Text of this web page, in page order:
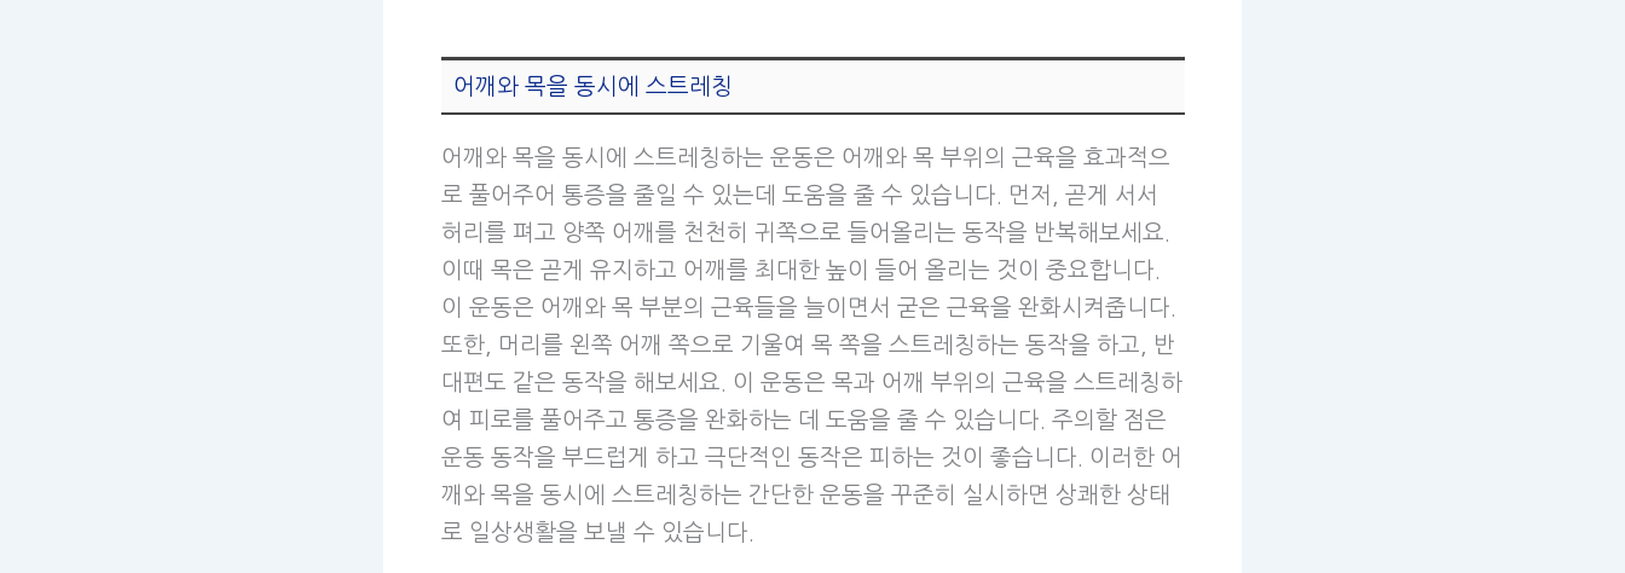
어깨와 목을 동시에 스트레칭
어깨와 목을 동시에 스트레칭하는 운동은 어깨와 목 부위의 근육을 효과적으
로 풀어주어 통증을 줄일 수 있는데 도움을 줄 수 있습니다. 먼저, 곧게 서서
허리를 펴고 양쪽 어깨를 천천히 귀쪽으로 들어올리는 동작을 반복해보세요.
이때 목은 곧게 유지하고 어깨를 최대한 높이 들어 올리는 것이 중요합니다.
이 운동은 어깨와 목 부분의 근육들을 늘이면서 굳은 근육을 완화시켜줍니다.
또한, 머리를 왼쪽 어깨 쪽으로 기울여 목 쪽을 스트레칭하는 동작을 하고, 반
대편도 같은 동작을 해보세요. 이 운동은 목과 어깨 부위의 근육을 스트레칭하
여 피로를 풀어주고 통증을 완화하는 데 도움을 줄 수 있습니다. 주의할 점은
운동 동작을 부드럽게 하고 극단적인 동작은 피하는 것이 좋습니다. 이러한 어
깨와 목을 동시에 스트레칭하는 간단한 운동을 꾸준히 실시하면 상쾌한 상태
로 일상생활을 보낼 수 있습니다.